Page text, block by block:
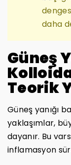
daha
Güneş
Teorik
Güneş yanığı
yaklaşımlar,
dayanır. Bu
inflamasyon